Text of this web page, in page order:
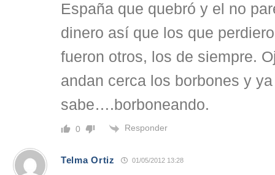
España que quebró y el no
dinero así que los que
fueron otros, los de siempre.
andan cerca los borbones y
sabe….borboneando.
0 Responder
Telma Ortiz 01/05/2012 13:28